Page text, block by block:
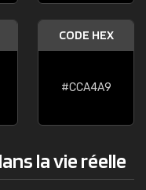
CODE HEX
#CCA4A9
la vie réelle